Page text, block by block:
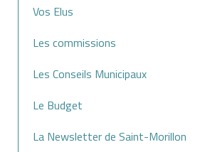
Vos Elus
Les commissions
Les Conseils Municipaux
Le Budget
La Newsletter de Saint-Morillon